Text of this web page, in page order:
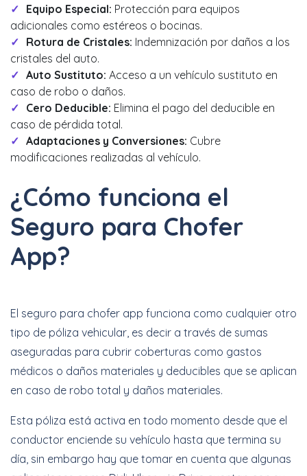
Equipo Especial: Protección para equipos
adicionales como estéreos o bocinas.
Rotura de Cristales: Indemnización por daños a los
cristales del auto.
Auto Sustituto: Acceso a un vehículo sustituto en
caso de robo o daños.
Cero Deducible: Elimina el pago del deducible en
caso de pérdida total.
Adaptaciones y Conversiones: Cubre
modificaciones realizadas al vehículo.
¿Cómo funciona el
Seguro para Chofer
App?
El seguro para chofer app funciona como cualquier otro
tipo de póliza vehicular, es decir a través de sumas
aseguradas para cubrir coberturas como gastos
médicos o daños materiales y deducibles que se aplican
en caso de robo total y daños materiales.
Esta póliza está activa en todo momento desde que el
conductor enciende su vehículo hasta que termina su
día, sin embargo hay que tomar en cuenta que algunas